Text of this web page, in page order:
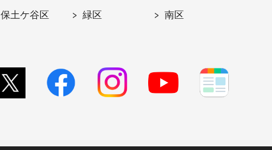
保土ケ谷区 緑区 南区